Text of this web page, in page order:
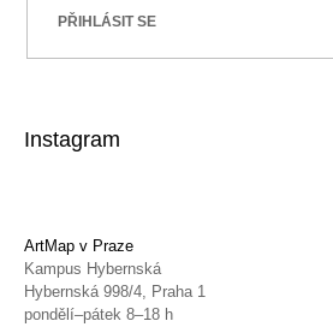
PŘIHLÁSIT SE
Instagram
ArtMap v Praze
Kampus Hybernská
Hybernská 998/4, Praha 1
pondělí–pátek 8–18 h